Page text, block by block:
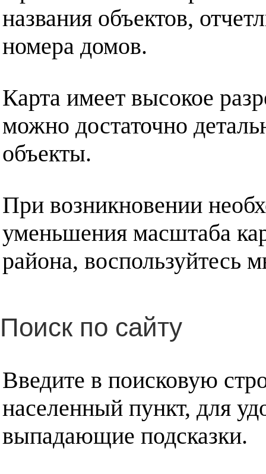
названия объектов,
номера домов.
Карта имеет высокое
можно достаточно
объекты.
При возникновении
уменьшения масштаба
района, воспользуйтесь
Поиск по сайту
Введите в поисковую
населенный пункт, для
выпадающие подсказки.